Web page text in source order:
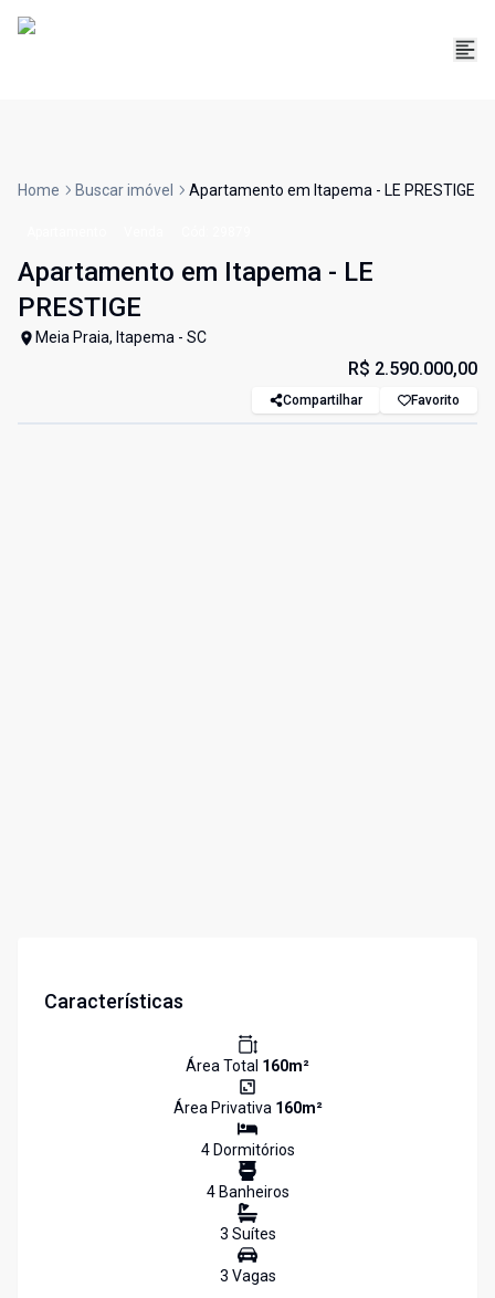
Home Buscar imóvel Apartamento em Itapema - LE PRESTIGE
Apartamento em Itapema - LE
PRESTIGE
Meia Praia, Itapema - SC
R$ 2.590.000,00
Compartilhar Favorito
Características
Área Total 160m²
Área Privativa 160m²
4Dormitórios
4Banheiros
3 Suítes
3 Vagas